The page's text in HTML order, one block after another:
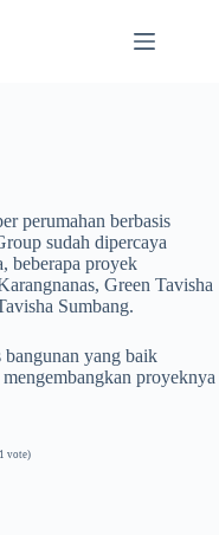
perumahan berbasis
sudah dipercaya
beberapa proyek
Green Tavisha
Sumbang.
yang baik
proyeknya
vote)